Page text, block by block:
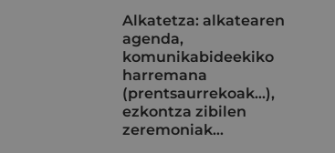
Alkatetza: alkatearen
agenda,
komunikabideekiko
harremana
(prentsaurrekoak...),
ezkontza zibilen
zeremoniak…